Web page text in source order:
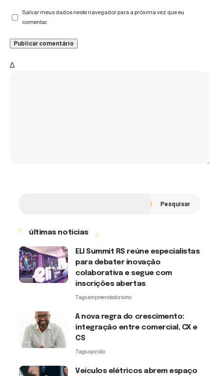
Salvar meus dados neste navegador para a próxima vez que eu
comentar.
Δ
Pesquisar
últimas notícias
ELI Summit RS reúne especialistas
para debater inovação
colaborativa e segue com
inscrições abertas
Tags:empreendedorismo
A nova regra do crescimento:
integração entre comercial, CX e
CS
Tags:opinião
Veículos elétricos abrem espaço